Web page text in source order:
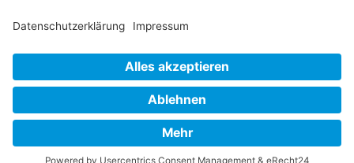
NACH OBEN
Datenschutz Netiquette FAQ
Powered bynative:media.